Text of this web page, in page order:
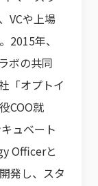
VCや上場
2015年、
ボの共同
「オプトイ
COO就
ュベート
Officerと
発し、スタ